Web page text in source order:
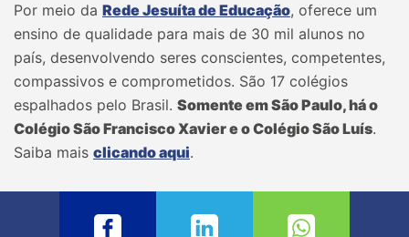
Por meio da Rede Jesuíta de Educação, oferece um
ensino de qualidade para mais de 30 mil alunos no
país, desenvolvendo seres conscientes, competentes,
compassivos e comprometidos. São 17 colégios
espalhados pelo Brasil. Somente em São Paulo, há o
Colégio São Francisco Xavier e o Colégio São Luís.
Saiba mais clicando aqui.